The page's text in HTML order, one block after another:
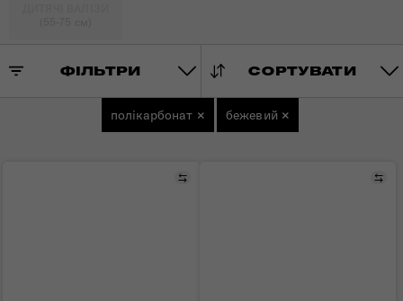
ФІЛЬТРИ СОРТУВАТИ
полікарбонат × бежевий ×
Порівняти